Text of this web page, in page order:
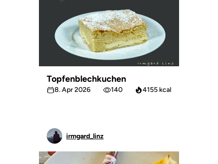
Topfenblechkuchen
8. Apr 2026 140 4155 kcal
irmgard_linz